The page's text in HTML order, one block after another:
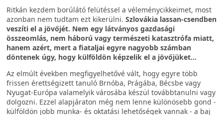
Ritkán kezdem borúlátó felütéssel a véleménycikkeimet, most
azonban nem tudtam ezt kikerülni. Szlovákia lassan-csendben
veszíti el a jövőjét. Nem egy látványos gazdasági
összeomlás, nem háború vagy természeti katasztrófa miatt,
hanem azért, mert a fiataljai egyre nagyobb számban
döntenek úgy, hogy külföldön képzelik el a jövőjüket…
Az elmúlt években megfigyelhetővé vált, hogy egyre több
frissen érettségizett tanuló Brnóba, Prágába, Bécsbe vagy
Nyugat-Európa valamelyik városába készül továbbtanulni vagy
dolgozni. Ezzel alapjáraton még nem lenne különösebb gond -
külföldön jobb munka- és oktatási lehetőségek vannak - a baj